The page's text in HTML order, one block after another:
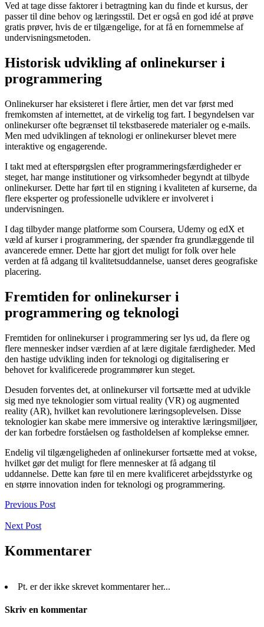
Ved at tage disse faktorer i betragtning kan du finde et kursus, der
passer til dine behov og læringsstil. Det er også en god idé at prøve
gratis prøver, hvis de er tilgængelige, for at få en fornemmelse af
undervisningsmetoden.
Historisk udvikling af onlinekurser i
programmering
Onlinekurser har eksisteret i flere årtier, men det var først med
fremkomsten af internettet, at de virkelig tog fart. I begyndelsen var
onlinekurser ofte begrænset til tekstbaserede materialer og e-mails.
Men med udviklingen af teknologi er onlinekurser blevet mere
interaktive og engagerende.
I takt med at efterspørgslen efter programmeringsfærdigheder er
steget, har mange institutioner og virksomheder begyndt at tilbyde
onlinekurser. Dette har ført til en stigning i kvaliteten af kurserne, da
flere eksperter og professionelle udviklere er involveret i
undervisningen.
I dag tilbyder mange platforme som Coursera, Udemy og edX et
væld af kurser i programmering, der spænder fra grundlæggende til
avancerede emner. Dette har gjort det muligt for folk over hele
verden at få adgang til kvalitetsuddannelse, uanset deres geografiske
placering.
Fremtiden for onlinekurser i
programmering og teknologi
Fremtiden for onlinekurser i programmering ser lys ud, da flere og
flere mennesker indser værdien af at lære digitale færdigheder. Med
den hastige udvikling inden for teknologi og digitalisering er
behovet for kvalificerede programmører kun steget.
Desuden forventes det, at onlinekurser vil fortsætte med at udvikle
sig med nye teknologier som virtual reality (VR) og augmented
reality (AR), hvilket kan revolutionere læringsoplevelsen. Disse
teknologier kan skabe mere immersive og interaktive læringsmiljøer,
der kan forbedre forståelsen og fastholdelsen af komplekse emner.
Endelig vil tilgængeligheden af onlinekurser fortsætte med at vokse,
hvilket gør det muligt for flere mennesker at få adgang til
uddannelse. Dette kan føre til en mere kvalificeret arbejdsstyrke og
en større innovation inden for teknologi og programmering.
Previous Post
Next Post
Kommentarer
Pt. er der ikke skrevet kommentarer her...
Skriv en kommentar